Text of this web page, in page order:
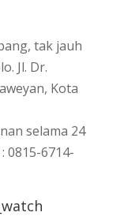
tak jauh
Jl. Dr.
Kota
selama 24
0815-6714-